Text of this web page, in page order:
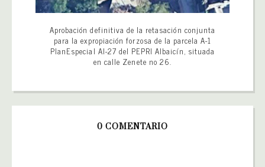
Aprobación definitiva de la retasación conjunta
para la expropiación forzosa de la parcela A-1
PlanEspecial AI-27 del PEPRI Albaicín, situada
en calle Zenete no 26.
0 COMENTARIO